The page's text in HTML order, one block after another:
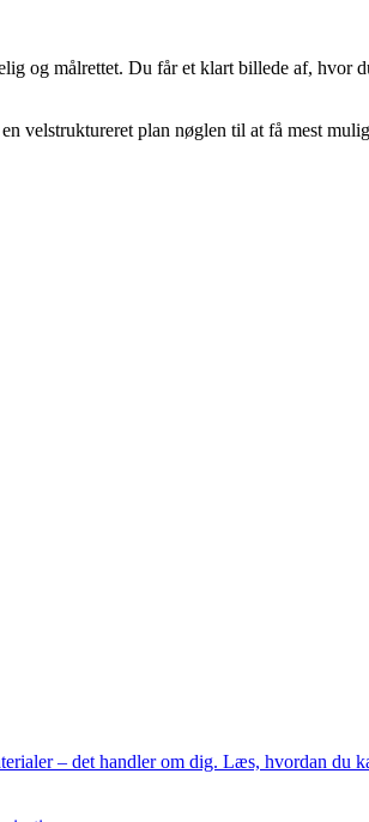
og målrettet. Du får et klart billede af,
velstruktureret plan nøglen til at få mest
– det handler om dig. Læs, hvordan